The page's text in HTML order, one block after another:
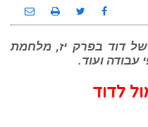
של דוד בפרק יז, מלחמת
עבודה ועוד.
לדוד